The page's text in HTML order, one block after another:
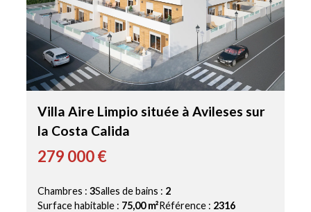
Villa Aire Limpio située à Avileses sur
la Costa Calida
279 000 €
Chambres :3Salles de bains : 2
Surface habitable : 75,00 m²Référence : 2316